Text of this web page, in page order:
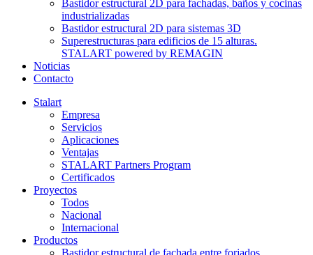
Bastidor estructural 2D para fachadas, baños y cocinas
industrializadas
Bastidor estructural 2D para sistemas 3D
Superestructuras para edificios de 15 alturas.
STALART powered by REMAGIN
Noticias
Contacto
Stalart
Empresa
Servicios
Aplicaciones
Ventajas
STALART Partners Program
Certificados
Proyectos
Todos
Nacional
Internacional
Productos
Bastidor estructural de fachada entre forjados